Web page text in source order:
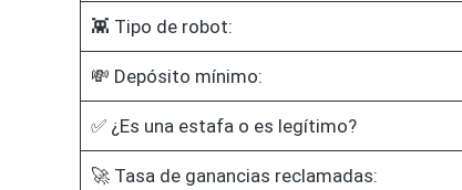
👾 Tipo de robot:
💸 Depósito mínimo:
✅ ¿Es una estafa o es legítimo?
🚀 Tasa de ganancias reclamadas: